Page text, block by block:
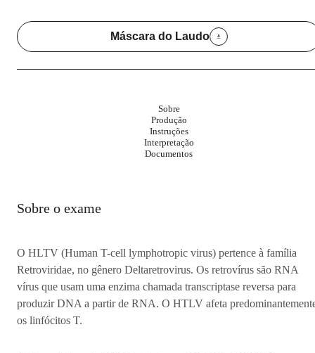
Máscara do Laudo
Sobre
Produção
Instruções
Interpretação
Documentos
Sobre o exame
O HLTV (Human T-cell lymphotropic virus) pertence à família
Retroviridae, no gênero Deltaretrovirus. Os retrovírus são RNA
vírus que usam uma enzima chamada transcriptase reversa para
produzir DNA a partir de RNA. O HTLV afeta
os linfócitos T.